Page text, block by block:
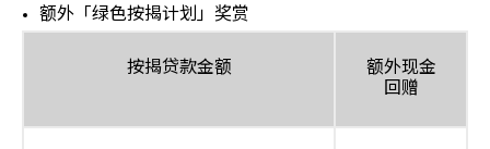
额外「绿色按揭计划」奖赏
按揭贷款金额
额外现金
回赠